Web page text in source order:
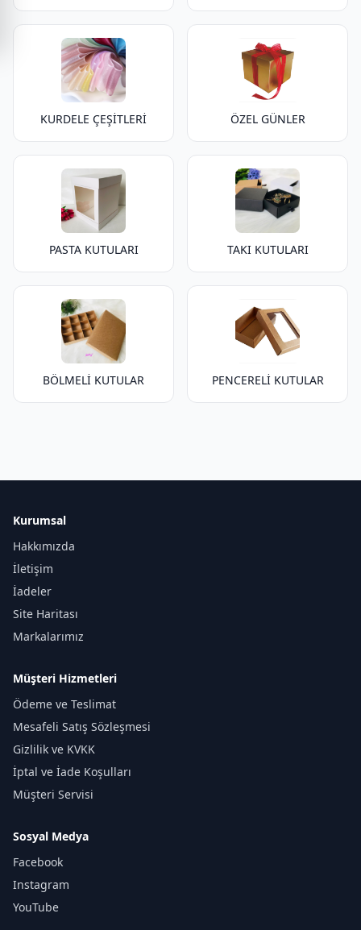
KURDELE ÇEŞİTLERİ ÖZEL GÜNLER
PASTA KUTULARI TAKI KUTULARI
BÖLMELİ KUTULAR PENCERELİ KUTULAR
Kurumsal
Hakkımızda
İletişim
İadeler
Site Haritası
Markalarımız
Müşteri Hizmetleri
Ödeme ve Teslimat
Mesafeli Satış Sözleşmesi
Gizlilik ve KVKK
İptal ve İade Koşulları
Müşteri Servisi
Sosyal Medya
Facebook
Instagram
YouTube